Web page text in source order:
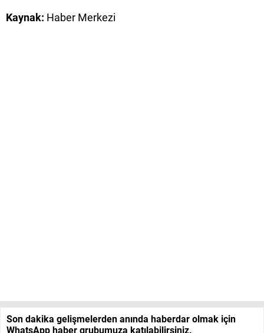
Kaynak: Haber Merkezi
Son dakika gelişmelerden anında haberdar olmak için
WhatsApp haber grubumuza katılabilirsiniz.